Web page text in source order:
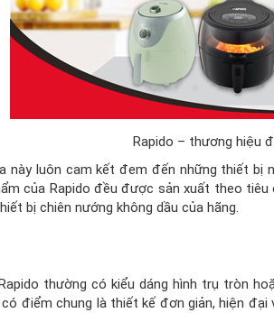
Rapido – thương hiệu
này luôn cam kết đem đến những thiết
của Rapido đều được sản xuất theo
bị chiên nướng không dầu của hãng.
thường có kiểu dáng hình trụ tròn
điểm chung là thiết kế đơn giản, hiện